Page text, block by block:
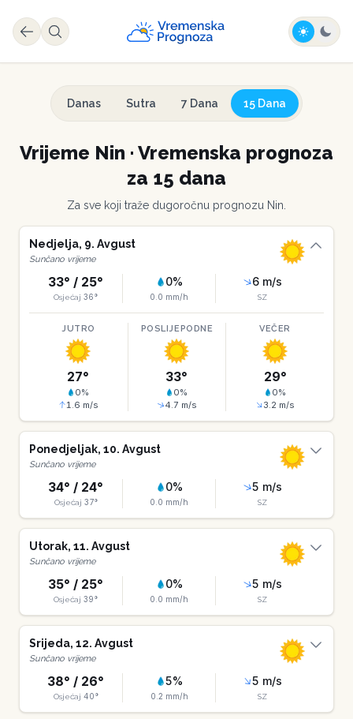
Danas Sutra 7 Dana 15 Dana
Vrijeme Nin · Vremenska prognoza
za 15 dana
Za sve koji traže dugoročnu prognozu Nin
Nedjelja, 9. Avgust
Sunčano vrijeme
33° / 25°
Osjećaj 36°
0%
0.0 mm/h
6m/s
SZ
JUTRO
27°
0%
1.6 m/s
POSLIJEPODNE
33°
0%
4.7 m/s
VEČER
29°
0%
3.2 m/s
Ponedjeljak, 10. Avgust
Sunčano vrijeme
34° / 24°
Osjećaj 37°
0%
0.0 mm/h
5 m/s
SZ
Utorak, 11. Avgust
Sunčano vrijeme
35° / 25°
Osjećaj 39°
0%
0.0 mm/h
5 m/s
SZ
Srijeda, 12. Avgust
Sunčano vrijeme
38° / 26°
Osjećaj 40°
5%
0.2 mm/h
5 m/s
SZ